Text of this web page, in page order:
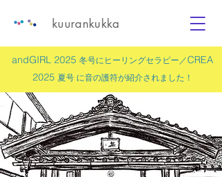
andGIRL 2025 冬号にヒーリングセラピー／CREA
2025 夏号 に音の護符が紹介されました！
kuurankukka